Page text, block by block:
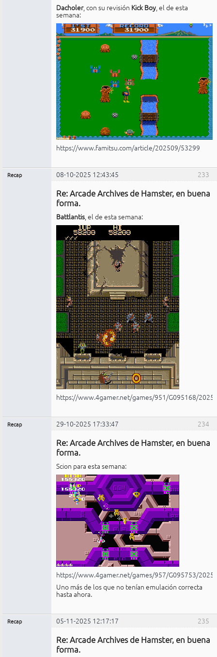
Dacholer, con su revisión Kick Boy, el de esta
semana:
https://www.famitsu.com/article/202509/53299
233
Recap 08-10-2025 12:43:45
Re: Arcade Archives de Hamster, en buena
forma.
Battlantis , el de esta semana:
https://www.4gamer.net/games/951/G095168/
234
Recap 29-10-2025 17:33:47
Re: Arcade Archives de Hamster, en buena
forma.
Scion para esta semana:
https://www.4gamer.net/games/957/G095753/
Uno más de los que no tenían emulación correcta
hasta ahora.
235
Recap 05-11-2025 12:17:17
Re: Arcade Archives de Hamster, en buena
forma.